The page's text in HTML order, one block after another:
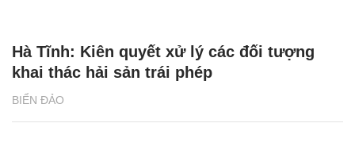
BIỂN ĐẢO
Hà Tĩnh: Kiên quyết xử lý các đối tượng
khai thác hải sản trái phép